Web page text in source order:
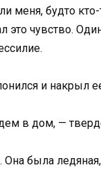
меня, будто
это чувство.
и накрыл
в дом, —
Она была